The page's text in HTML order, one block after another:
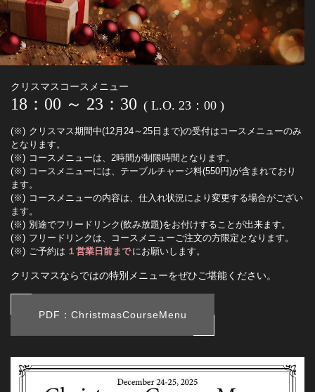
クリスマスコースメニュー
18：00 ～ 23：30 ( L.O. 23：00 )
クリスマス期間中(12月24～25日まで)の受付はコースメニューのみ
となります。
コースメニューは、2時間が制限時間となります。
コースメニューには、テーブルチャージ料(550円)が含まれており
ます。
コースメニューの内容は、仕入れ状況により変更する場合がござい
ます。
別途でフリードリンク(飲み放題)をお付けすることが出来ます。
フリードリンクは、コースメニューご注文の方限定となります。
ご予約は １営業日前まで にお願いします。
クリスマスならではの特別メニューをぜひご堪能ください。
PDF：ChristmasCourseMenu